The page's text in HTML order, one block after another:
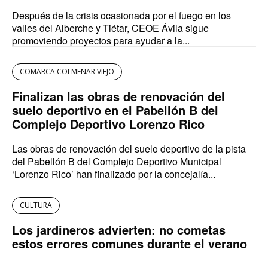
Después de la crisis ocasionada por el fuego en los
valles del Alberche y Tiétar, CEOE Ávila sigue
promoviendo proyectos para ayudar a la...
COMARCA COLMENAR VIEJO
Finalizan las obras de renovación del
suelo deportivo en el Pabellón B del
Complejo Deportivo Lorenzo Rico
Las obras de renovación del suelo deportivo de la pista
del Pabellón B del Complejo Deportivo Municipal
‘Lorenzo Rico’ han finalizado por la concejalía...
CULTURA
Los jardineros advierten: no cometas
estos errores comunes durante el verano